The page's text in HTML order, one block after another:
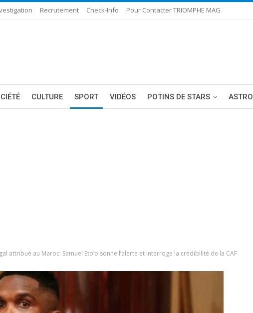
Recrutement Check-Info Pour Contacter TRIOMPHE MAG
CULTURE SPORT VIDÉOS POTINS DE STARS ASTRO
attribué au Maroc: Samuel Eto’o sonne l’alerte et interroge la crédibilité de la CAF